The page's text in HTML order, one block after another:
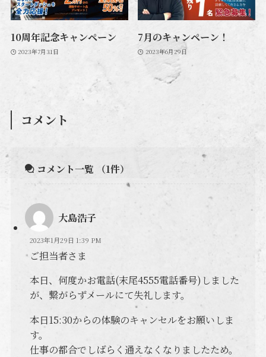
10周年記念キャンペーン
2023年7月31日
7月のキャンペーン！
2023年6月29日
コメント
コメント一覧 （1件）
大島浩子
2023年1月29日 1:39 PM
ご担当者さま
本日、何度かお電話(末尾4555電話番号)しました
が、繋がらずメールにて失礼します。
本日15:30からの体験のキャンセルをお願いしま
す。
仕事の都合でしばらく通えなくなりましたため。